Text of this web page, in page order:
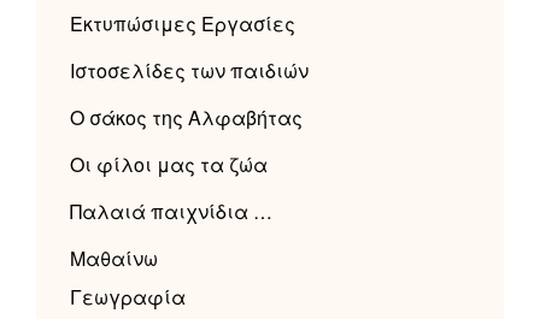
Εκτυπώσιμες Εργασίες
Ιστοσελίδες των παιδιών
Ο σάκος της Αλφαβήτας
Οι φίλοι μας τα ζώα
Παλαιά παιχνίδια …
Μαθαίνω
Γεωγραφία